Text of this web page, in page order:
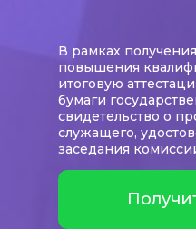
В рамках
повышения
итоговую
бумаги
свидетельство о
служащего,
заседания